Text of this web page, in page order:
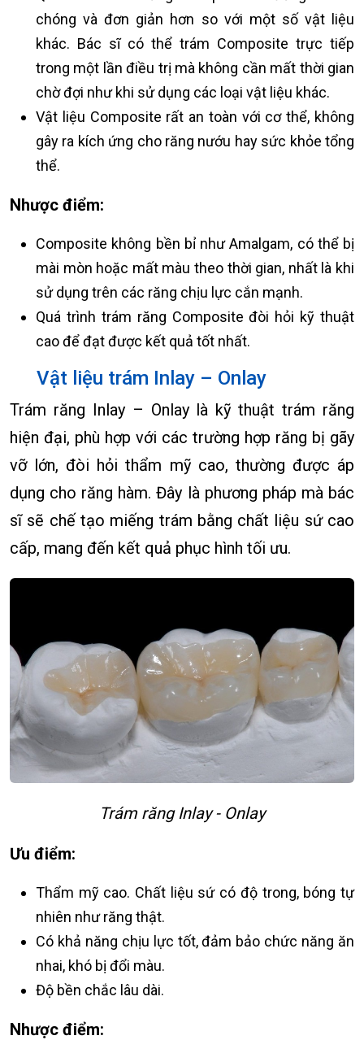
chóng và đơn giản hơn so với một số vật liệu
khác. Bác sĩ có thể trám Composite trực tiếp
trong một lần điều trị mà không cần mất thời gian
chờ đợi như khi sử dụng các loại vật liệu khác.
Vật liệu Composite rất an toàn với cơ thể, không
gây ra kích ứng cho răng nướu hay sức khỏe tổng
thể.
Nhược điểm:
Composite không bền bỉ như Amalgam, có thể bị
mài mòn hoặc mất màu theo thời gian, nhất là khi
sử dụng trên các răng chịu lực cắn mạnh.
Quá trình trám răng Composite đòi hỏi kỹ thuật
cao để đạt được kết quả tốt nhất.
Vật liệu trám Inlay – Onlay
Trám răng Inlay – Onlay là kỹ thuật trám răng
hiện đại, phù hợp với các trường hợp răng bị gãy
vỡ lớn, đòi hỏi thẩm mỹ cao, thường được áp
dụng cho răng hàm. Đây là phương pháp mà bác
sĩ sẽ chế tạo miếng trám bằng chất liệu sứ cao
cấp, mang đến kết quả phục hình tối ưu.
Trám răng Inlay - Onlay
Ưu điểm:
Thẩm mỹ cao. Chất liệu sứ có độ trong, bóng tự
nhiên như răng thật.
Có khả năng chịu lực tốt, đảm bảo chức năng ăn
nhai, khó bị đổi màu.
Độ bền chắc lâu dài.
Nhược điểm: